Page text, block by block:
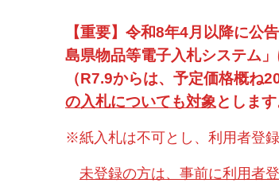
【重要】令和8年4月以降に公
島県物品等電子入札システム」
（R7.9からは、予定価格概ね
の入札についても対象とします
※紙入札は不可とし、利用者登
未登録の方は、事前に利用者